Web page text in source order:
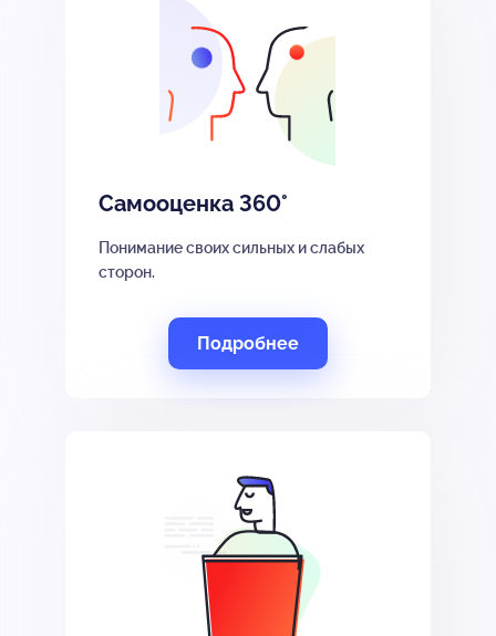
Самооценка 360°
Понимание своих сильных и слабых
сторон.
Подробнее